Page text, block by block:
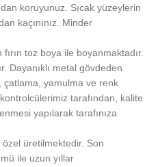
koruyunuz. Sıcak yüzeylerin
kaçınınız. Minder
toz boya ile boyanmaktadır.
Dayanıklı metal gövdeden
çatlama, yamulma ve renk
tarafından, kalite
yapılarak tarafınıza
özel üretilmektedir. Son
ile uzun yıllar